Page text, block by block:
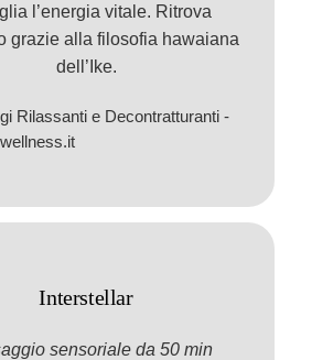
l’energia vitale. Ritrova
grazie alla filosofia hawaiana
dell’Ike.
Interstellar
sensoriale da 50 min